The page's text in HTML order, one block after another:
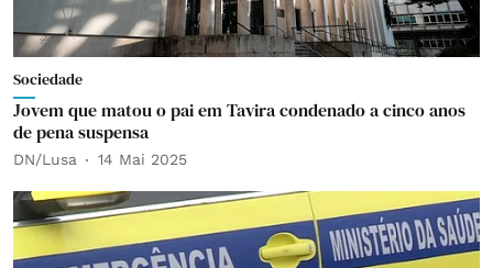
Sociedade
Jovem que matou o pai em Tavira condenado a cinco anos
de pena suspensa
DN/Lusa 14 Mai 2025